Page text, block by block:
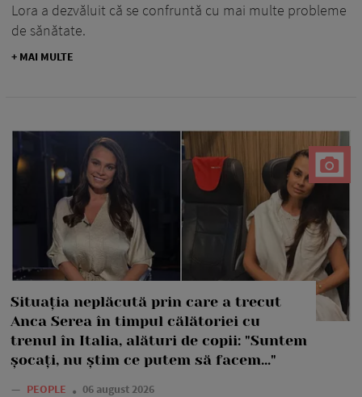
Lora a dezvăluit că se confruntă cu mai multe probleme
de sănătate.
+ MAI MULTE
Situația neplăcută prin care a trecut
Anca Serea în timpul călătoriei cu
trenul în Italia, alături de copii: "Suntem
șocați, nu știm ce putem să facem..."
— PEOPLE 06 august 2026